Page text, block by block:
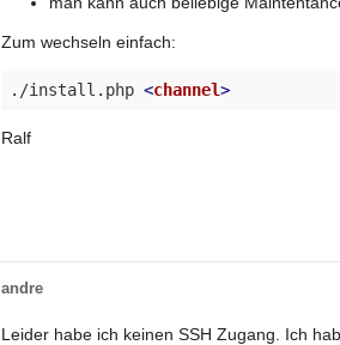
Zum wechseln einfach:
./install.php <channel>
Ralf
andre
Leider habe ich keinen SSH Zugang. Ich